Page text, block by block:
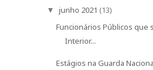
▼ junho 2021 (13)
Funcionários Públicos que
Interior...
Estágios na Guarda